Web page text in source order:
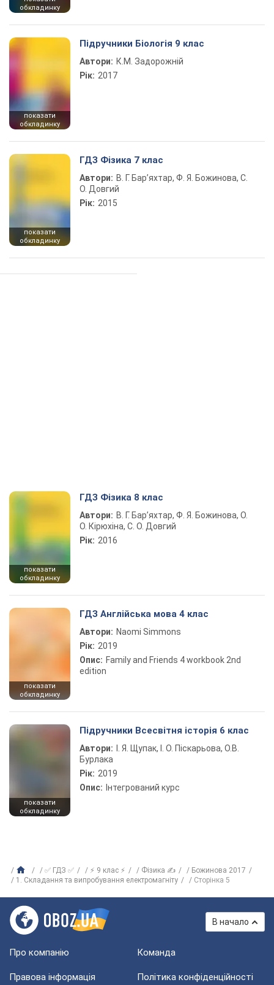
обкладинку
показати
обкладинку
Підручники Біологія 9 клас
Автори: К.М. Задорожній
Рік: 2017
показати
обкладинку
ГДЗ Фізика 7 клас
Автори: В. Г. Бар’яхтар, Ф. Я. Божинова, С.
О. Довгий
Рік: 2015
показати
обкладинку
ГДЗ Фізика 8 клас
Автори: В. Г. Бар’яхтар, Ф. Я. Божинова, О.
О. Кірюхіна, С. О. Довгий
Рік: 2016
показати
обкладинку
ГДЗ Англійська мова 4 клас
Автори: Naomi Simmons
Рік: 2019
Опис: Family and Friends 4 workbook 2nd
edition
показати
обкладинку
Підручники Всесвітня історія 6 клас
Автори:
І. Я. Щупак, І. О. Піскарьова, О.В.
Бурлака
Рік: 2019
Опис: Інтегрований курс
✅ ГДЗ ✅ ⚡ 9 клас ⚡ Фізика ✍
Божинова 2017
1. Складання та випробування електромагніту
Сторінка 5
В начало
Про компанію Команда
Правова інформація Політика конфіденційності